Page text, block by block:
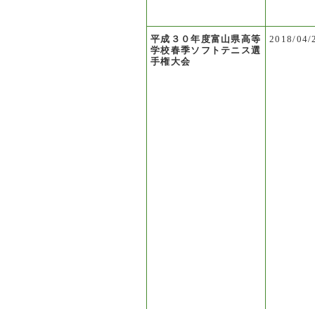
平成３０年度富山県高等
学校春季ソフトテニス選
手権大会
2018/04/